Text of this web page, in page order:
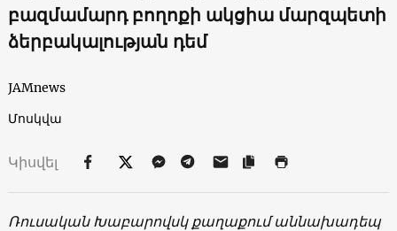
բազմամարդ բողոքի ակցիա մարզպետի
ձերբակալության դեմ
JAMnews
Մոսկվա
Կիսվել
Ռուսական Խաբարովսկ քաղաքում աննախադեպ